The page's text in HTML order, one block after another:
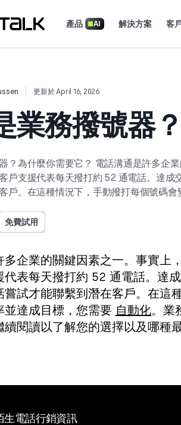
產品 AI 解決方案 客
更新於 April 16, 2026
業務撥號器
？為什麼你需要它？ 電話溝通是許多企
戶支援代表每天撥打約 52 通電話。達
戶。在這種情況下，手動撥打每個號碼會
免費試用
多企業的關鍵因素之一。事實上
代表每天撥打約 52 通電話。達
嘗試才能聯繫到潛在客戶。在這
並達成目標，您需要 自動化。業
續閱讀以了解您的選擇以及哪種
生電話行銷資訊